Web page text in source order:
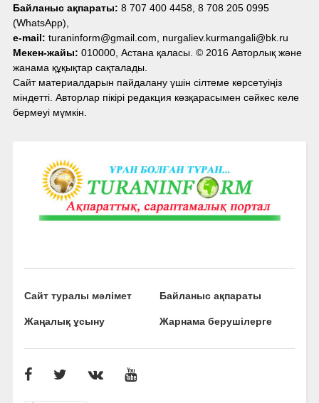
Байланыс ақпараты: 8 707 400 4458, 8 708 205 0995
(WhatsApp),
e-mail: turaninform@gmail.com, nurgaliev.kurmangali@bk.ru
Мекен-жайы: 010000, Астана қаласы. © 2016 Авторлық және
жанама құқықтар сақталады.
Сайт материалдарын пайдалану үшін сілтеме көрсетуіңіз
міндетті. Авторлар пікірі редакция көзқарасымен сәйкес келе
бермеуі мүмкін.
Сайт туралы мәлімет Байланыс ақпараты
Жаңалық ұсыну Жарнама берушілерге